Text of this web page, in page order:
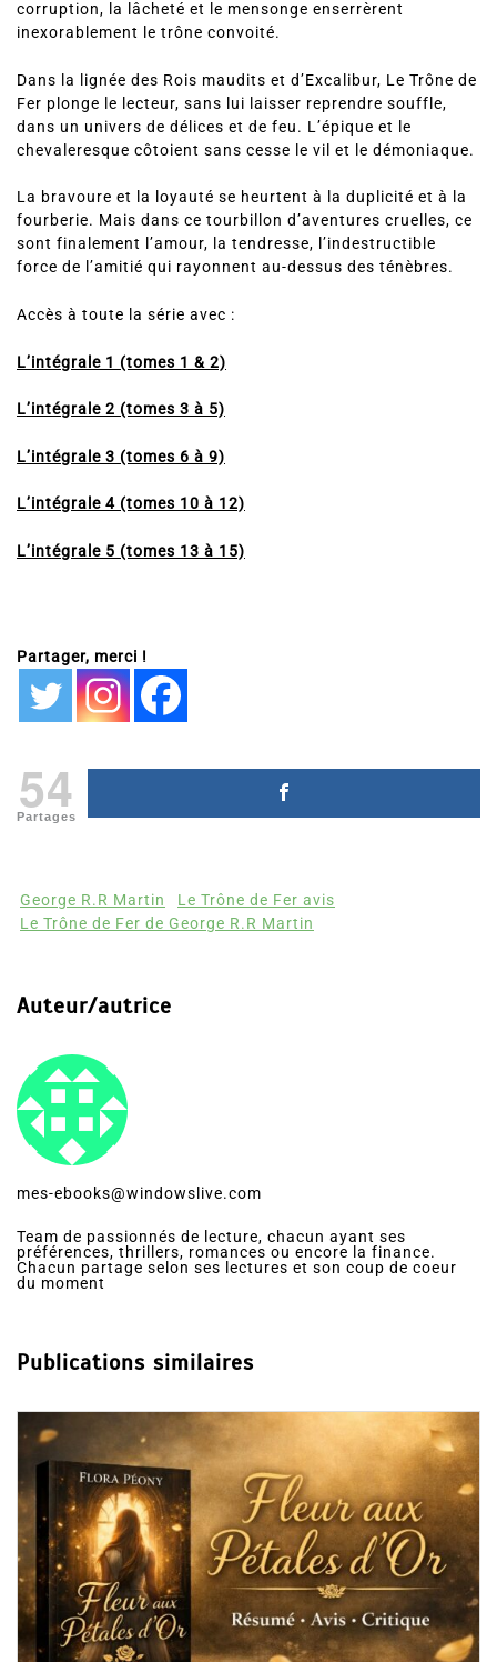
corruption, la lâcheté et le mensonge enserrèrent
inexorablement le trône convoité.
Dans la lignée des Rois maudits et d’Excalibur, Le Trône de
Fer plonge le lecteur, sans lui laisser reprendre souffle,
dans un univers de délices et de feu. L’épique et le
chevaleresque côtoient sans cesse le vil et le démoniaque.
La bravoure et la loyauté se heurtent à la duplicité et à la
fourberie. Mais dans ce tourbillon d’aventures cruelles, ce
sont finalement l’amour, la tendresse, l’indestructible
force de l’amitié qui rayonnent au-dessus des ténèbres.
Accès à toute la série avec :
L’intégrale 1 (tomes 1 & 2)
L’intégrale 2 (tomes 3 à 5)
L’intégrale 3 (tomes 6 à 9)
L’intégrale 4 (tomes 10 à 12)
L’intégrale 5 (tomes 13 à 15)
Partager, merci !
54
Partages
George R.R Martin
Le Trône de Fer avis
Le Trône de Fer de George R.R Martin
Auteur/autrice
mes-ebooks@windowslive.com
Team de passionnés de lecture, chacun ayant ses
préférences, thrillers, romances ou encore la finance.
Chacun partage selon ses lectures et son coup de coeur
du moment
Publications similaires